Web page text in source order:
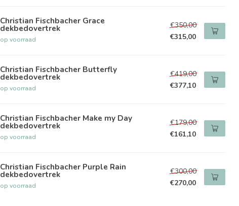
Christian Fischbacher Grace
dekbedovertrek
op voorraad
€350,00
€315,00
Christian Fischbacher Butterfly
dekbedovertrek
op voorraad
€419,00
€377,10
Christian Fischbacher Make my Day
dekbedovertrek
op voorraad
€179,00
€161,10
Christian Fischbacher Purple Rain
dekbedovertrek
op voorraad
€300,00
€270,00